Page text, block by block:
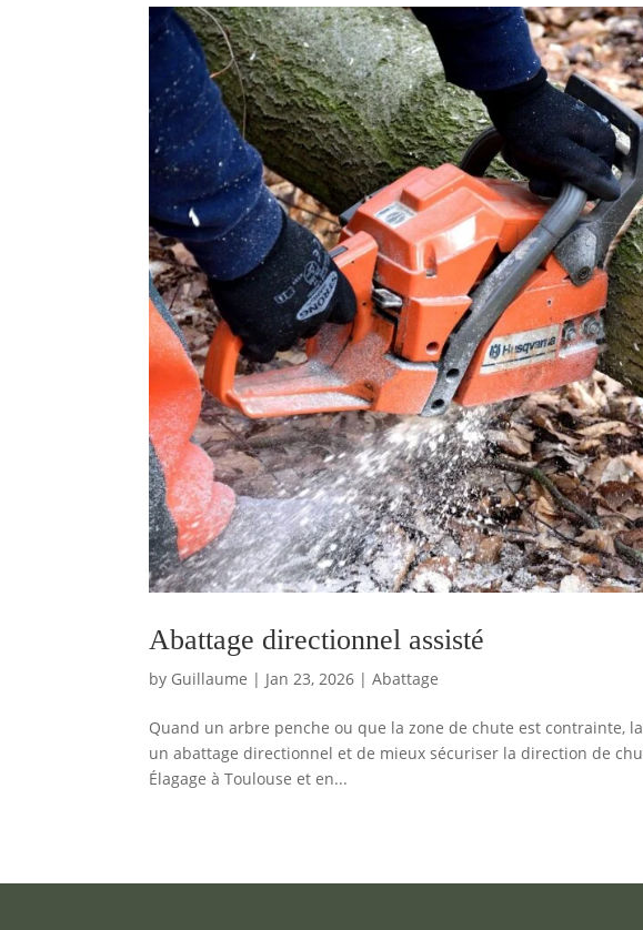
Abattage directionnel assisté
by Guillaume | Jan 23, 2026 |Abattage
Quand un arbre penche ou que la zone de chute est contrainte,
un abattage directionnel et de mieux sécuriser la direction de
Élagage à Toulouse et en...